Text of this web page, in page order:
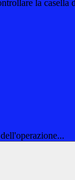
la casella